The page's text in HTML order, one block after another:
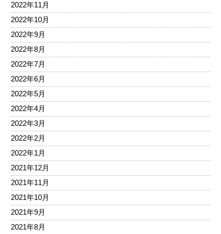
2022年11月
2022年10月
2022年9月
2022年8月
2022年7月
2022年6月
2022年5月
2022年4月
2022年3月
2022年2月
2022年1月
2021年12月
2021年11月
2021年10月
2021年9月
2021年8月